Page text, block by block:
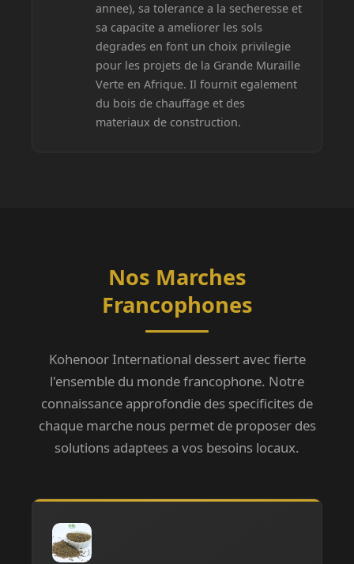
annee), sa tolerance a la secheresse et
sa capacite a ameliorer les sols
degrades en font un choix privilegie
pour les projets de la Grande Muraille
Verte en Afrique. Il fournit egalement
du bois de chauffage et des
materiaux de construction.
Nos Marches
Francophones
Kohenoor International dessert avec fierte
l'ensemble du monde francophone. Notre
connaissance approfondie des specificites de
chaque marche nous permet de proposer des
solutions adaptees a vos besoins locaux.